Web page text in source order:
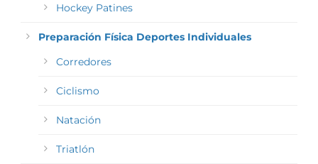
Hockey Patines
Preparación Física Deportes Individuales
Corredores
Ciclismo
Natación
Triatlón